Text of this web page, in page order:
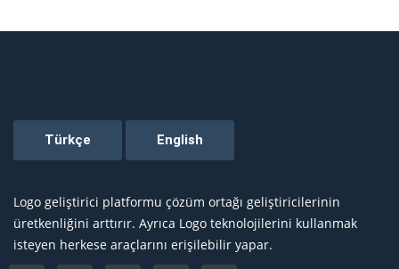
Logo geliştirici platformu çözüm ortağı geliştiricilerinin
üretkenliğini arttırır. Ayrıca Logo teknolojilerini kullanmak
isteyen herkese araçlarını erişilebilir yapar.